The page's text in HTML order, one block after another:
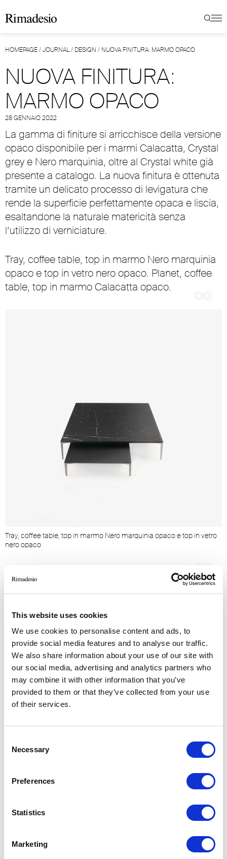
This website uses cookies
We use cookies to personalise content and ads, to
provide social media features and to analyse our traffic.
We also share information about your use of our site with
our social media, advertising and analytics partners who
may combine it with other information that you’ve
provided to them or that they’ve collected from your use
of their services.
Selection
Necessary
Preferences
Statistics
Marketing
HOMEPAGE/JOURNAL/ DESIGN / NUOVA FINITURA: MARMO OPACO
NUOVA FINITURA:
MARMO OPACO
28 GENNAIO 2022
La gamma di finiture si arricchisce della versione
opaco disponibile per i marmi Calacatta, Crystal
grey e Nero marquinia, oltre al Crystal white già
presente a catalogo. La nuova finitura è ottenuta
tramite un delicato processo di levigatura che
rende la superficie perfettamente opaca e liscia,
esaltandone la naturale matericità senza
l’utilizzo di verniciature.
Tray, coffee table, top in marmo Nero marquinia
opaco e top in vetro nero opaco. Planet, coffee
table, top in marmo Calacatta opaco.
Tray, coffee table, top in marmo Nero marquinia opaco e top in vetro
nero opaco
Tray, coffee table, top in marmo Nero marquinia opaco e top in vetro
nero opaco
Francis, tavolo, top in marmo Crystal white